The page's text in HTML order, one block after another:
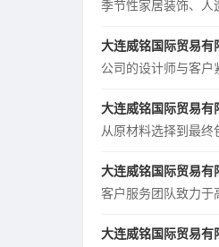
季节性家居装饰、人
大连威铭国际贸易有
公司的设计师与客户
大连威铭国际贸易有
从原材料选择到最终
大连威铭国际贸易有
客户服务团队致力于
大连威铭国际贸易有